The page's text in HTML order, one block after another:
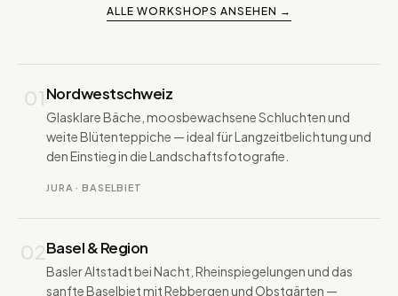
ALLE WORKSHOPS ANSEHEN →
01Nordwestschweiz
Glasklare Bäche, moosbewachsene Schluchten und
weite Blütenteppiche — ideal für Langzeitbelichtung und
den Einstieg in die Landschaftsfotografie.
JURA · BASELBIET
02Basel & Region
Basler Altstadt bei Nacht, Rheinspiegelungen und das
sanfte Baselbiet mit Rebbergen und Obstgärten —